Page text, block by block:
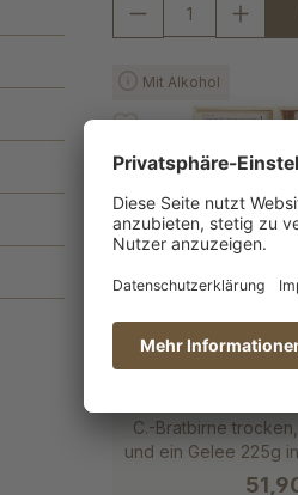
Mit Alkohol
"Bestes aus
C.-Bratbirne
und ein Gelee 225g